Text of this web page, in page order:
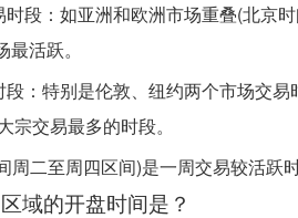
段：如亚洲和欧洲市场重叠(北京
活跃。
：特别是伦敦、纽约两个市场交
交易最多的时段。
周二至周四区间)是一周交易较活跃
域的开盘时间是？